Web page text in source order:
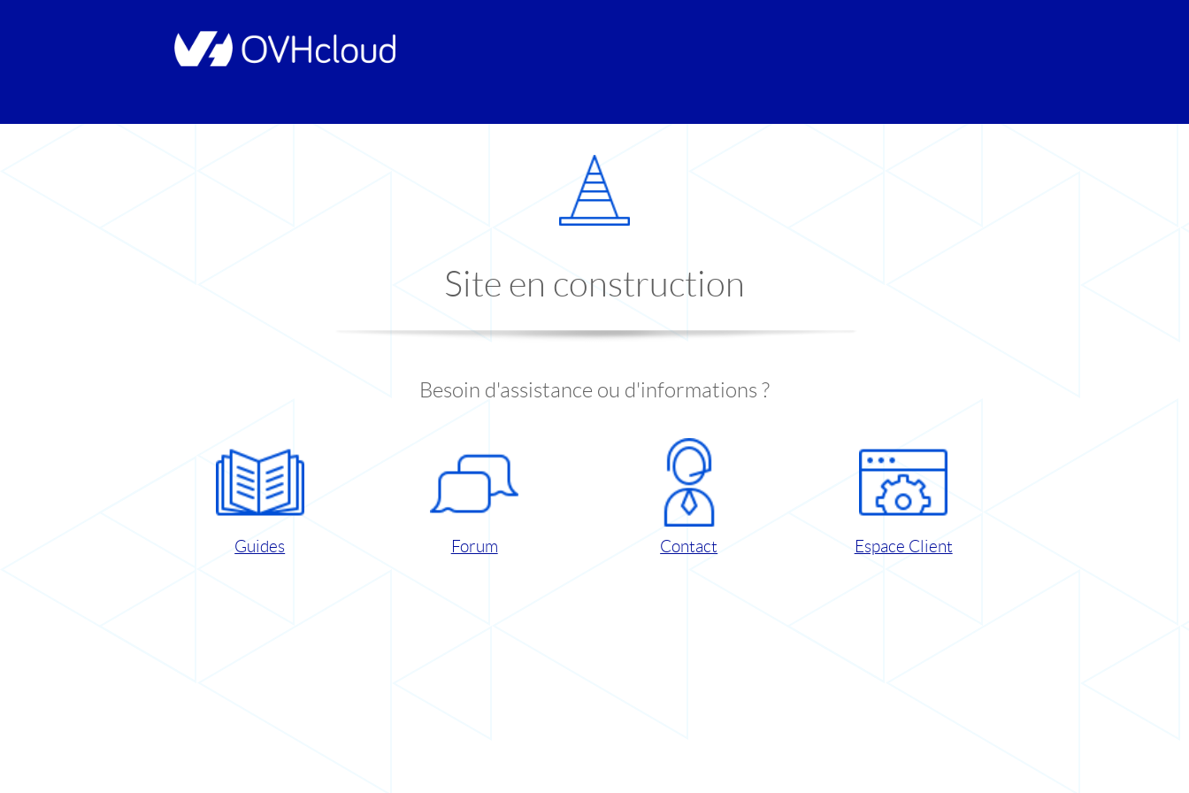
Site en construction
Besoin d'assistance ou d'informations ?
Guides Forum Contact Espace Client